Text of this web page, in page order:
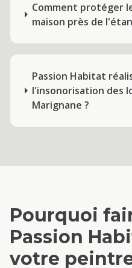
Comment protéger
maison près de
Passion Habitat
l'insonorisation des
Marignane ?
Pourquoi
Passion
votre